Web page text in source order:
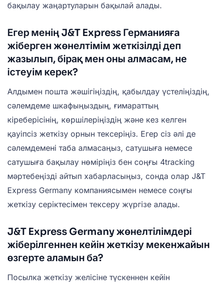
бақылау жаңартуларын бақылай алады.
Егер менің J&T Express Германияға
жіберген жөнелтімім жеткізілді деп
жазылып, бірақ мен оны алмасам, не
істеуім керек?
Алдымен пошта жәшігіңіздің, қабылдау үстеліңіздің,
сәлемдеме шкафыңыздың, ғимараттың
кіреберісінің, көршілеріңіздің және кез келген
қауіпсіз жеткізу орнын тексеріңіз. Егер сіз әлі де
сәлемдемені таба алмасаңыз, сатушыға немесе
сатушыға бақылау нөміріңіз бен соңғы 4tracking
мәртебеңізді айтып хабарласыңыз, сонда олар J&T
Express Germany компаниясымен немесе соңғы
жеткізу серіктесімен тексеру жүргізе алады.
J&T Express Germany жөнелтілімдері
жіберілгеннен кейін жеткізу мекенжайын
өзгерте аламын ба?
Посылка жеткізу желісіне түскеннен кейін